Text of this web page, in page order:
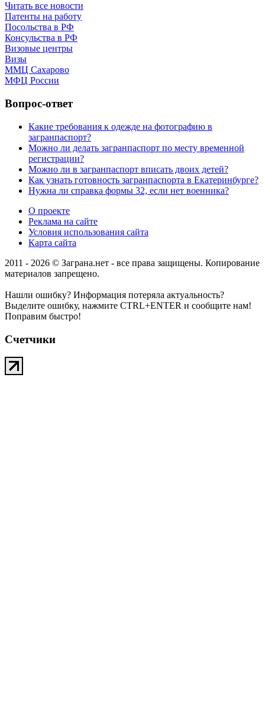
Читать все новости
Патенты на работу
Посольства в РФ
Консульства в РФ
Визовые центры
Визы
ММЦ Сахарово
МФЦ России
Вопрос-ответ
Какие требования к одежде на фотографию в
загранпаспорт?
Можно ли делать загранпаспорт по месту временной
регистрации?
Можно ли в загранпаспорт вписать двоих детей?
Как узнать готовность загранпаспорта в Екатеринбурге?
Нужна ли справка формы 32, если нет военника?
О проекте
Реклама на сайте
Условия использования сайта
Карта сайта
2011 - 2026 © Заграна.нет - все права защищены. Копирование
материалов запрещено.
Нашли ошибку? Информация потеряла актуальность?
Выделите ошибку, нажмите CTRL+ENTER и сообщите нам!
Поправим быстро!
Счетчики